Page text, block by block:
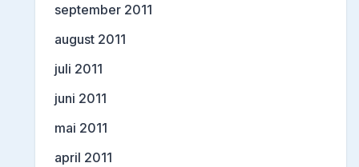
september 2011
august 2011
juli 2011
juni 2011
mai 2011
april 2011